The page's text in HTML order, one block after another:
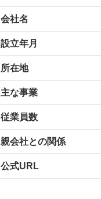
会社名
設立年月
所在地
主な事業
従業員数
親会社との関係
公式URL